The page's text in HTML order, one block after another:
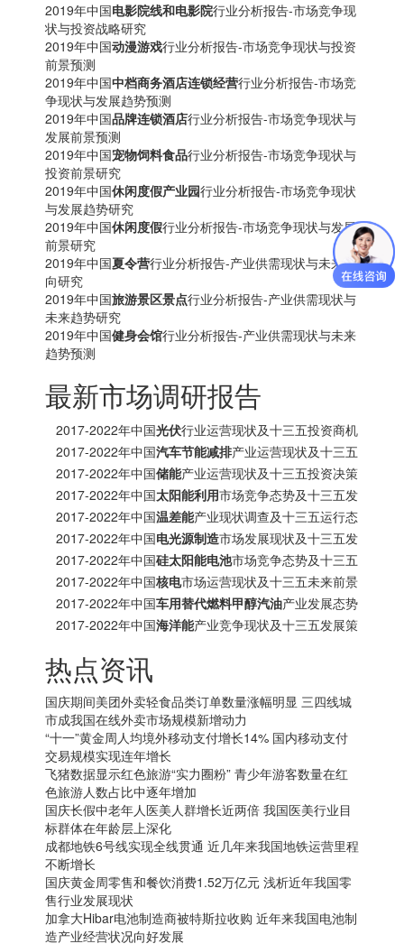
2019年中国电影院线和电影院行业分析报告-市场竞争现
状与投资战略研究
2019年中国动漫游戏行业分析报告-市场竞争现状与投资
前景预测
2019年中国中档商务酒店连锁经营行业分析报告-市场竞
争现状与发展趋势预测
2019年中国品牌连锁酒店行业分析报告-市场竞争现状与
发展前景预测
2019年中国宠物饲料食品行业分析报告-市场竞争现状与
投资前景研究
2019年中国休闲度假产业园行业分析报告-市场竞争现状
与发展趋势研究
2019年中国休闲度假行业分析报告-市场竞争现状与发展
前景研究
2019年中国夏令营行业分析报告-产业供需现状与未来动
向研究
2019年中国旅游景区景点行业分析报告-产业供需现状与
未来趋势研究
2019年中国健身会馆行业分析报告-产业供需现状与未来
趋势预测
最新市场调研报告
2017-2022年中国光伏行业运营现状及十三五投资商机
研究报告
2017-2022年中国汽车节能减排产业运营现状及十三五
发展趋势前瞻报告
2017-2022年中国储能产业运营现状及十三五投资决策
分析报告
2017-2022年中国太阳能利用市场竞争态势及十三五发
展趋势前瞻报告
2017-2022年中国温差能产业现状调查及十三五运行态
势预测报告
2017-2022年中国电光源制造市场发展现状及十三五发
展策略分析报告
2017-2022年中国硅太阳能电池市场竞争态势及十三五
投资商机研究报告
2017-2022年中国核电市场运营现状及十三五未来前景
分析报告
2017-2022年中国车用替代燃料甲醇汽油产业发展态势
及十三五投资方向分析报告
2017-2022年中国海洋能产业竞争现状及十三五发展策
热点资讯
国庆期间美团外卖轻食品类订单数量涨幅明显 三四线城
市成我国在线外卖市场规模新增动力
“十一”黄金周人均境外移动支付增长14% 国内移动支付
交易规模实现连年增长
飞猪数据显示红色旅游“实力圈粉” 青少年游客数量在红
色旅游人数占比中逐年增加
国庆长假中老年人医美人群增长近两倍 我国医美行业目
标群体在年龄层上深化
成都地铁6号线实现全线贯通 近几年来我国地铁运营里程
不断增长
国庆黄金周零售和餐饮消费1.52万亿元 浅析近年我国零
售行业发展现状
加拿大Hibar电池制造商被特斯拉收购 近年来我国电池制
造产业经营状况向好发展